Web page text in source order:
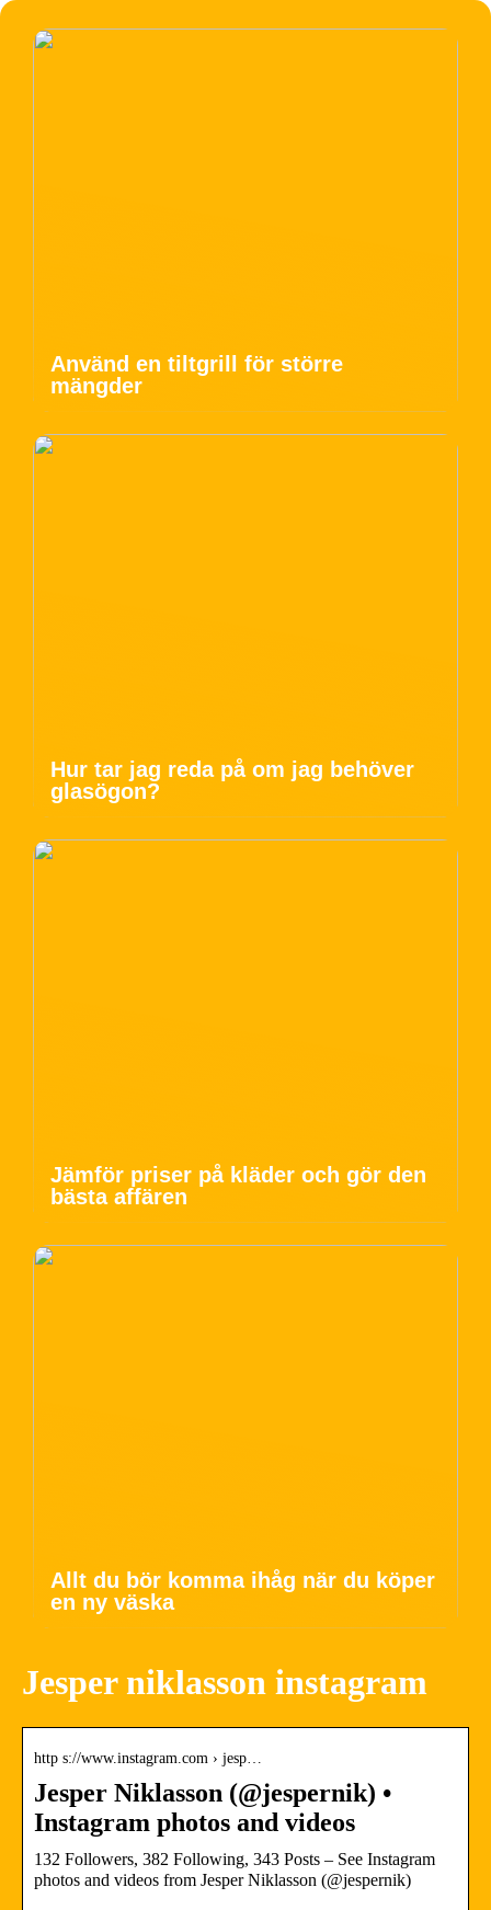
Använd en tiltgrill för större
mängder
Hur tar jag reda på om jag behöver
glasögon?
Jämför priser på kläder och gör den
bästa affären
Allt du bör komma ihåg när du köper
en ny väska
Jesper niklasson instagram
http s://www.instagram.com › jesp…
Jesper Niklasson (@jespernik) •
Instagram photos and videos
132 Followers, 382 Following, 343 Posts – See Instagram
photos and videos from Jesper Niklasson (@jespernik)